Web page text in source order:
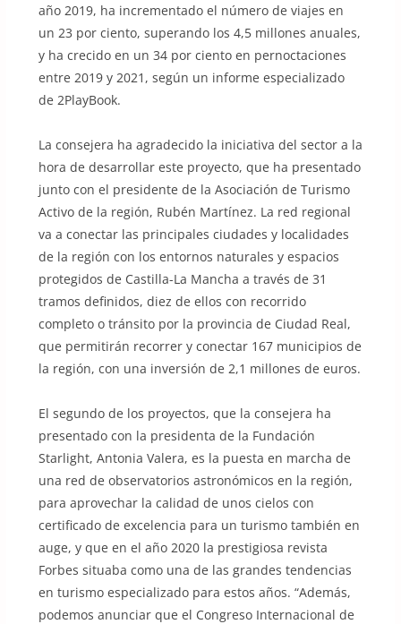
año 2019, ha incrementado el número de viajes en
un 23 por ciento, superando los 4,5 millones anuales,
y ha crecido en un 34 por ciento en pernoctaciones
entre 2019 y 2021, según un informe especializado
de 2PlayBook.
La consejera ha agradecido la iniciativa del sector a la
hora de desarrollar este proyecto, que ha presentado
junto con el presidente de la Asociación de Turismo
Activo de la región, Rubén Martínez. La red regional
va a conectar las principales ciudades y localidades
de la región con los entornos naturales y espacios
protegidos de Castilla-La Mancha a través de 31
tramos definidos, diez de ellos con recorrido
completo o tránsito por la provincia de Ciudad Real,
que permitirán recorrer y conectar 167 municipios de
la región, con una inversión de 2,1 millones de euros.
El segundo de los proyectos, que la consejera ha
presentado con la presidenta de la Fundación
Starlight, Antonia Valera, es la puesta en marcha de
una red de observatorios astronómicos en la región,
para aprovechar la calidad de unos cielos con
certificado de excelencia para un turismo también en
auge, y que en el año 2020 la prestigiosa revista
Forbes situaba como una de las grandes tendencias
en turismo especializado para estos años. “Además,
podemos anunciar que el Congreso Internacional de